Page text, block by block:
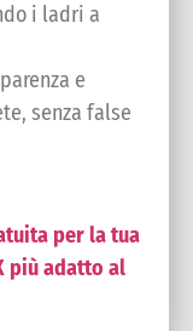
i ladri a
e
senza false
per la tua
più adatto al